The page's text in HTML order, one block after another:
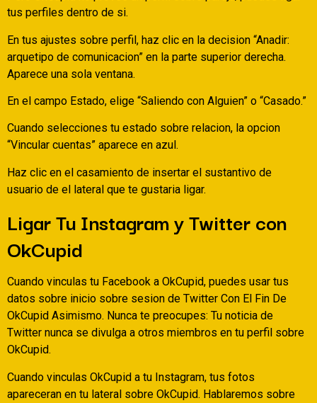
tus perfiles dentro de si.
En tus ajustes sobre perfil, haz clic en la decision “Anadir:
arquetipo de comunicacion” en la parte superior derecha.
Aparece una sola ventana.
En el campo Estado, elige “Saliendo con Alguien” o “Casado.”
Cuando selecciones tu estado sobre relacion, la opcion
“Vincular cuentas” aparece en azul.
Haz clic en el casamiento de insertar el sustantivo de
usuario de el lateral que te gustaria ligar.
Ligar Tu Instagram y Twitter con
OkCupid
Cuando vinculas tu Facebook a OkCupid, puedes usar tus
datos sobre inicio sobre sesion de Twitter Con El Fin De
OkCupid Asimismo. Nunca te preocupes: Tu noticia de
Twitter nunca se divulga a otros miembros en tu perfil sobre
OkCupid.
Cuando vinculas OkCupid a tu Instagram, tus fotos
apareceran en tu lateral sobre OkCupid. Hablaremos sobre